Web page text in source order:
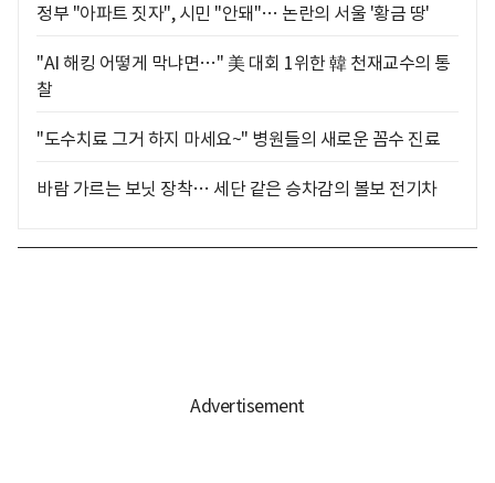
정부 "아파트 짓자", 시민 "안돼"… 논란의 서울 '황금 땅'
"AI 해킹 어떻게 막냐면…" 美 대회 1위한 韓 천재교수의 통
찰
"도수치료 그거 하지 마세요~" 병원들의 새로운 꼼수 진료
바람 가르는 보닛 장착… 세단 같은 승차감의 볼보 전기차